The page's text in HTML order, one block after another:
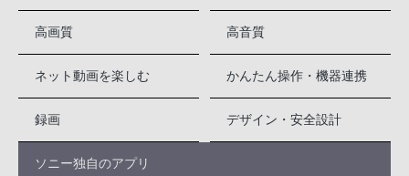
高画質 高音質
ネット動画を楽しむ かんたん操作・機器連携
録画 デザイン・安全設計
ソニー独自のアプリ